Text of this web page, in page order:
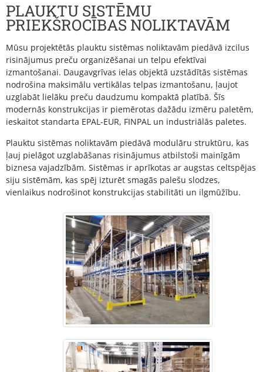
PLAUKTU SISTĒMU
PRIEKŠROCĪBAS NOLIKTAVĀM
Mūsu projektētās plauktu sistēmas noliktavām piedāvā izcilus
risinājumus preču organizēšanai un telpu efektīvai
izmantošanai. Daugavgrīvas ielas objektā uzstādītās sistēmas
nodrošina maksimālu vertikālas telpas izmantošanu, ļaujot
uzglabāt lielāku preču daudzumu kompaktā platībā. Šīs
modernās konstrukcijas ir piemērotas dažādu izmēru paletēm,
ieskaitot standarta EPAL-EUR, FINPAL un industriālās paletes.
Plauktu sistēmas noliktavām piedāvā modulāru struktūru, kas
ļauj pielāgot uzglabāšanas risinājumus atbilstoši mainīgām
biznesa vajadzībām. Sistēmas ir aprīkotas ar augstas celtspējas
siju sistēmām, kas spēj izturēt smagās palešu slodzes,
vienlaikus nodrošinot konstrukcijas stabilitāti un ilgmūžību.